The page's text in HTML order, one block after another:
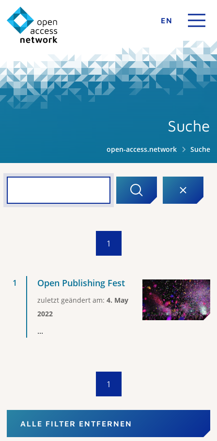
EN
Suche
open-access.network Suche
1
Open Publishing Fest
zuletzt geändert am: 4. May
2022
...
1
ALLE FILTER ENTFERNEN